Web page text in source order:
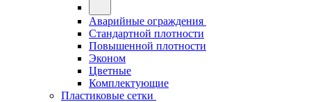
Аварийные ограждения
Стандартной плотности
Повышенной плотности
Эконом
Цветные
Комплектующие
Пластиковые сетки